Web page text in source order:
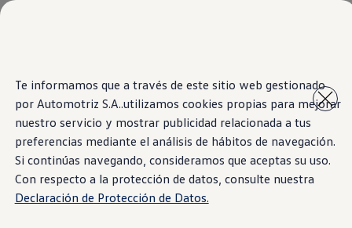
Te informamos que a través de este sitio web gestionado
por Automotriz S.A..utilizamos cookies propias para mejorar
nuestro servicio y mostrar publicidad relacionada a tus
preferencias mediante el análisis de hábitos de navegación.
Si continúas navegando, consideramos que aceptas su uso.
Con respecto a la protección de datos, consulte nuestra
Declaración de Protección de Datos.
contenido
principal
a pie
de
página
Marca y Experiencia
Volkswagen Costa Rica
Blog
Espacio Exclusivo para Prensa
Latin NCAP
Tengo un Volkswagen
Manuales Volkswagen
Postventas
Takata airbag recall campaign